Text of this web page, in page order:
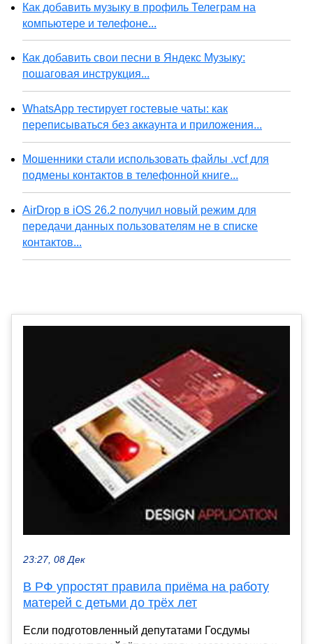
Как добавить музыку в профиль Телеграм на
компьютере и телефоне...
Как добавить свои песни в Яндекс Музыку:
пошаговая инструкция...
WhatsApp тестирует гостевые чаты: как
переписываться без аккаунта и приложения...
Мошенники стали использовать файлы .vcf для
подмены контактов в телефонной книге...
AirDrop в iOS 26.2 получил новый режим для
передачи данных пользователям не в списке
контактов...
23:27, 08 Дек
В РФ упростят правила приёма на работу
матерей с детьми до трёх лет
Если подготовленный депутатами Госдумы